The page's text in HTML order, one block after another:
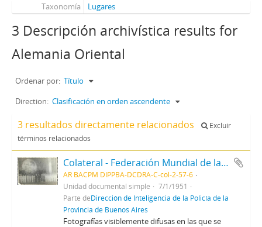
Taxonomía Lugares
3 Descripción archivística results for
Alemania Oriental
Ordenar por: Título
Direction: Clasificación en orden ascendente
3 resultados directamente relacionados
Excluir
términos relacionados
Colateral - Federación Mundial de la Juventud Democrática
AR BACPM DIPPBA-DCDRA-C-col-2-57-6
Unidad documental simple
7/1/1951
Parte deDirección de Inteligencia de la Policía de la
Provincia de Buenos Aires
Fotografías visiblemente difusas en las que se